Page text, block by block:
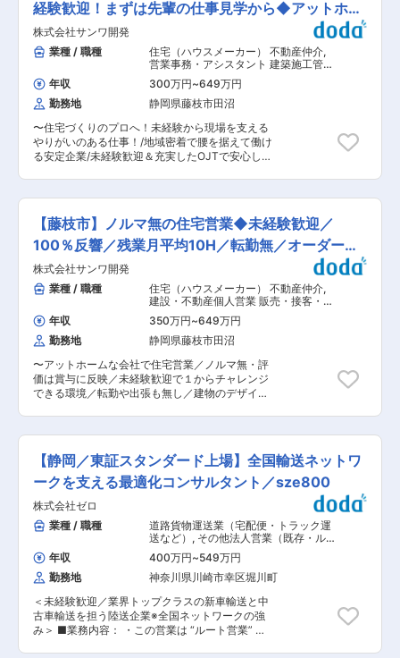
2030年「死亡交通事故ゼロ」を掲げています。
超えると、賞与にもプラスで反映され、平均年収
も811万円です。未経験からご入社されている方
も多数活躍しております。 ※目標販売棟数に満た
なかったとしても、賞与の減額などはございませ
んので、ご安心ください。(目標販売棟数5件に対
し、実績3件であっても3件分のインセンティブ支
給となります。) ■組織構成： 展示場事5名〜6名
の編成です。 積算や接客補助などの仕事を中心と
した事務スタッフが各展示場に在籍しているた
め、営業準備など、お客様としっかり向き合うこ
とに専念できる環境です。 ■セキスイハイムの住
は工場で約80％をつくる究極の工業化住宅。それ
ゆえに高品質、短工期となっております。また、
おり、販売しやすく、お客様からも選ばれ続けて
いる住宅です。静岡県住宅建築実績20年間累計第
1位（2003年4月〜2024年3月実績）となってお
ります。
副資材調達業務／国内ベンダー折衝・関係構築 ◇
在庫・購買計画の策定・維持／業務改善・原価低
減提案 ■入社後の流れ： 入社後は、OJTにて、
現場実習や仕様の選定方法を学んでいただきま
す。ベテランの先輩社員が、丁寧に業務を教えま
す。未経験からでも、専門的な知識をしっかり学
ぶ事ができ、安心して業務に取り組むことができ
ます。 ■ポジションの魅力： ◎実際の顧客との納
期調整やすり合わせを行うのも調達となるため、
受注から納入までを担うやりがいがあります。 ◎
当社が作る製品は受注生産の為、製品仕様は毎回
異なることが多く、同じ機械は2つとありませ
ん。そのため、毎回違った発見があり、業務を通
り」の醍醐味を味わうことができます。 ■組織構
成： ＜調達部門＞2名（50代1名／30代1名） 現
在活躍している先輩社員は、業務未経験かつ、中
途入社の方中心です。 ■当社について： プラス
チック成型加工周辺機器の設計製造部門と、他社
製品を取り扱う商事部門としての特機部から成り
立っています。 プラスチックは食品容器や食品用
ラップフィルム、ビニール袋、シャンプーのボト
ルなど日常生活の様々な場所で使われているだけ
でなく、ビニールパイプなどの住宅資材、薬品業
界などあらゆる場所で使われています。 そのた
め、当社のお客様の業界は多岐に渡り、ほぼ全国
各地に点在しております。 そんな生活に欠かすこ
のお客様となり、多岐に渡るため、今後も安定し
た経営を見込んでいます。 変更の範囲：会社の定
経験歓迎！まずは先輩の仕事見学から◆アットホー
ムな社風
株式会社サンワ開発
業種 / 職種
住宅（ハウスメーカー） 不動産仲介,
営業事務・アシスタント 建築施工管理
（木造）
年収 300万円~649万円
勤務地
静岡県藤枝市田沼
〜住宅づくりのプロへ！未経験から現場を支える
やりがいのある仕事！/地域密着で腰を据えて働け
る安定企業/未経験歓迎＆充実したOJTで安心して
要： ・戸建分譲住宅販売を中心に、住宅の設計・
施工、不動産仲介・販売を行っている同社にて、
施工管理業務をお任せします。地域密着で長く腰
を据えて働ける環境です。 ■業務内容： ・現場
の職人さんたちとコミュニケーションを取り、工
程通りに工事を進める工程管理 ・商品等の発注、
発注内容と現場に到着したものに相違がないかチ
ェック（発注・現場チェック） ・施工の工程につ
いての資料作成 ・お客様へのご説明 ・積算、
見積作成 など ■特徴： ・藤枝市を中心に自社
物件に携わります。6〜7割が建売住宅です。 ・
土地の造成からやっているため工期が３年ほどに
なることもあります。 ・残業は月20時間程度、
夜間作業はありません。 ■組織構成： ・建築部
は現在は２名体制です。 ・40代と70代のベテラ
ン先輩スタッフのもと、入社後は先輩社員の現場
スタッフが4名おり、20代から70代まで年齢は
様々ですが、少数精鋭の組織の為、部門を超えて
社内間のコミュニケーションが活発で明るい雰囲
気です。 ■HP： https://www.sanwa-k.jp/ ※社員
紹介や施工事例などが載っておりますので是非一
度覗いてみてください！ ■同社の特徴： ・平成
元年から藤枝市を中心に年間約３０棟の建築を行
っています。 ・そのほか、宅地分譲・リフォーム
等も行っています。また、島田市ではフットサル
スタジアムを運営しており、スポーツへも力を入
れて取り組んでいます。
【藤枝市】ノルマ無の住宅営業◆未経験歓迎／
100％反響／残業月平均10H／転勤無／オーダーメ
イド
株式会社サンワ開発
業種 / 職種
住宅（ハウスメーカー） 不動産仲介,
建設・不動産個人営業 販売・接客・売
り場担当
年収 350万円~649万円
勤務地
静岡県藤枝市田沼
〜アットホームな会社で住宅営業／ノルマ無・評
価は賞与に反映／未経験歓迎で１からチャレンジ
できる環境／転勤や出張も無し／建物のデザイン
販売を行っている同社にて、住宅営業をお任せし
ます。 ■業務内容： ・戸建分譲住宅の販売にお
いて、商談〜契約、施工〜引き渡し、アフターケ
アまで担当します。 ・2000〜3000万円代の建
売住宅を中心に、建売、注文住宅を3〜4件担当し
ます。ノルマはありませんので、しっかりお客様
と向き合うことができます。少数精鋭ならでは、
部門を超えての社員間の連携が取れており、他の
営業が担当の物件にもヘルプに入ったりと協力体
制が整っています。 ・営業エリアは藤枝市中心で
マイカーにて営業いただきます。（ガソリン代全
額支給）基本的にはwebでの集客が中心で、問い
合わせがあったお客様への営業となりますので、
飛び込みやチラシ配りなどは行っていません。 ■
業務特徴： 先輩から営業のノウハウを丁寧に教え
てもらえる環境です。未経験からでも裁量をもっ
【静岡／東証スタンダード上場】全国輸送ネットワ
ークを支える最適化コンサルタント／sze800
株式会社ゼロ
業種 / 職種
道路貨物運送業（宅配便・トラック運
送など） , その他法人営業（既存・ルー
トセールス中心） その他ビジネスコン
サルタント
年収 400万円~549万円
勤務地
神奈川県川崎市幸区堀川町
＜未経験歓迎／業界トップクラスの新車輸送と中
古車輸送を担う陸送企業※全国ネットワークの強
み＞ ■業務内容： ・この営業は “ルート営業” が